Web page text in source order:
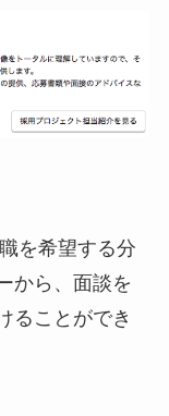
を希望する分
から、面談を
ることができ